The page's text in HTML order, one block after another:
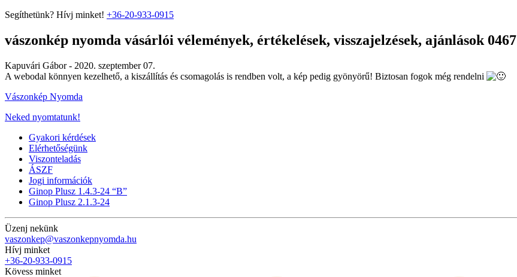
Segíthetünk? Hívj minket! +36-20-933-0915
vászonkép nyomda vásárlói vélemények, értékelések, visszajelzések, ajánlások 0467
Kapuvári Gábor - 2020. szeptember 07.
A webodal könnyen kezelhető, a kiszállítás és csomagolás is rendben volt, a kép pedig gyönyörű! Biztosan fogok még rendelni
Vászonkép Nyomda
Neked nyomtatunk!
Gyakori kérdések
Elérhetőségünk
Viszonteladás
ÁSZF
Jogi információk
Ginop Plusz 1.4.3-24 “B”
Ginop Plusz 2.1.3-24
Üzenj nekünk
vaszonkep@vaszonkepnyomda.hu
Hívj minket
+36-20-933-0915
Kövess minket